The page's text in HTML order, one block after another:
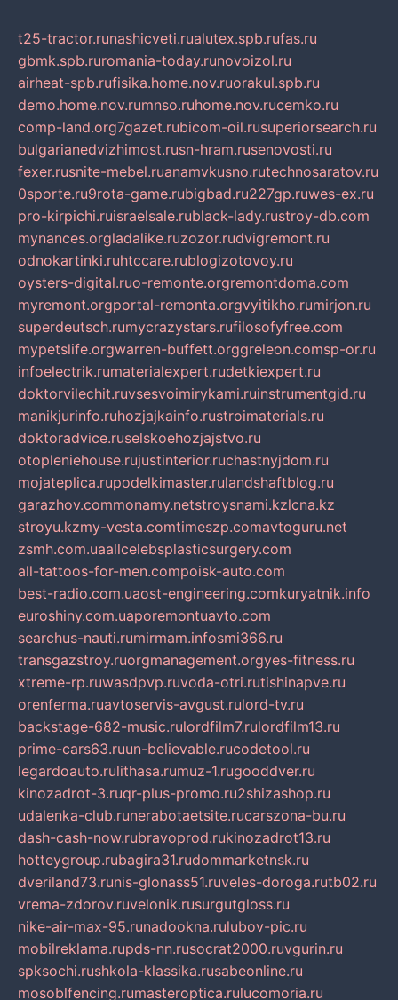
t25-tractor.runashicveti.rualutex.spb.rufas.ru
gbmk.spb.ruromania-today.runovoizol.ru
airheat-spb.rufisika.home.nov.ruorakul.spb.ru
demo.home.nov.rumnso.ruhome.nov.rucemko.ru
comp-land.org7gazet.rubicom-oil.rusuperiorsearch.ru
bulgarianedvizhimost.rusn-hram.rusenovosti.ru
fexer.rusnite-mebel.ruanamvkusno.rutechnosaratov.ru
0sporte.ru9rota-game.rubigbad.ru227gp.ruwes-ex.ru
pro-kirpichi.ruisraelsale.rublack-lady.rustroy-db.com
mynances.orgladalike.ruzozor.rudvigremont.ru
odnokartinki.ruhtccare.rublogizotovoy.ru
oysters-digital.ruo-remonte.orgremontdoma.com
myremont.orgportal-remonta.orgvyitikho.rumirjon.ru
superdeutsch.rumycrazystars.rufilosofyfree.com
mypetslife.orgwarren-buffett.orggreleon.comsp-or.ru
infoelectrik.rumaterialexpert.rudetkiexpert.ru
doktorvilechit.ruvsesvoimirykami.ruinstrumentgid.ru
manikjurinfo.ruhozjajkainfo.rustroimaterials.ru
doktoradvice.ruselskoehozjajstvo.ru
otopleniehouse.rujustinterior.ruchastnyjdom.ru
mojateplica.rupodelkimaster.rulandshaftblog.ru
garazhov.commonamy.netstroysnami.kzlcna.kz
stroyu.kzmy-vesta.comtimeszp.comavtoguru.net
zsmh.com.uaallcelebsplasticsurgery.com
all-tattoos-for-men.compoisk-auto.com
best-radio.com.uaost-engineering.comkuryatnik.info
euroshiny.com.uaporemontuavto.com
searchus-nauti.rumirmam.infosmi366.ru
transgazstroy.ruorgmanagement.orgyes-fitness.ru
xtreme-rp.ruwasdpvp.ruvoda-otri.rutishinapve.ru
orenferma.ruavtoservis-avgust.rulord-tv.ru
backstage-682-music.rulordfilm7.rulordfilm13.ru
prime-cars63.ruun-believable.rucodetool.ru
legardoauto.rulithasa.rumuz-1.rugooddver.ru
kinozadrot-3.ruqr-plus-promo.ru2shizashop.ru
udalenka-club.runerabotaetsite.rucarszona-bu.ru
dash-cash-now.rubravoprod.rukinozadrot13.ru
hotteygroup.rubagira31.rudommarketnsk.ru
dveriland73.runis-glonass51.ruveles-doroga.rutb02.ru
vrema-zdorov.ruvelonik.rusurgutgloss.ru
nike-air-max-95.runadookna.rulubov-pic.ru
mobilreklama.rupds-nn.rusocrat2000.ruvgurin.ru
spksochi.rushkola-klassika.rusabeonline.ru
mosoblfencing.rumasteroptica.rulucomoria.ru